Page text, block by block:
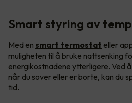
Smart styring av
Med en smart termostat eller
muligheten til å bruke nattsenking
energikostnadene ytterligere. Ved
når du sover eller er borte, kan du
tid.